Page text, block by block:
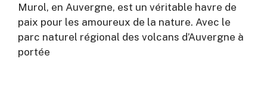
Murol, en Auvergne, est un véritable havre de
paix pour les amoureux de la nature. Avec le
parc naturel régional des volcans d’Auvergne à
portée